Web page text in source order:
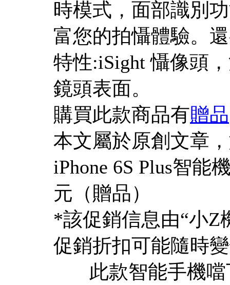
時模式，面部識別
富您的拍懾體驗。
特性:iSight 懾像頭
鏡頭表面。
購買此款商品有贈品
本文屬於原創文章
iPhone 6S Plus智能
元（贈品）
*該促銷信息由“小Z
促銷折扣可能隨時
此款智能手機噹